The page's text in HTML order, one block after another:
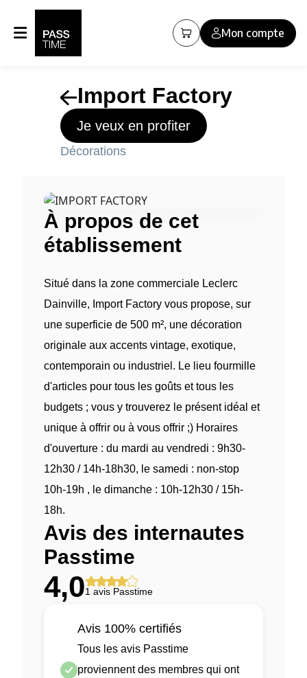
Mon compte
Import Factory
Je veux en profiter
Décorations
À propos de cet
établissement
Situé dans la zone commerciale Leclerc
Dainville, Import Factory vous propose, sur
une superficie de 500 m², une décoration
originale aux accents vintage, exotique,
contemporain ou industriel. Le lieu fourmille
d'articles pour tous les goûts et tous les
budgets ; vous y trouverez le présent idéal et
unique à offrir ou à vous offrir ;) Horaires
d'ouverture : du mardi au vendredi : 9h30-
12h30 / 14h-18h30, le samedi : non-stop
10h-19h , le dimanche : 10h-12h30 / 15h-
18h.
Avis des internautes
Passtime
4,01 avis Passtime
Avis 100% certifiés
Tous les avis Passtime
proviennent des membres qui ont